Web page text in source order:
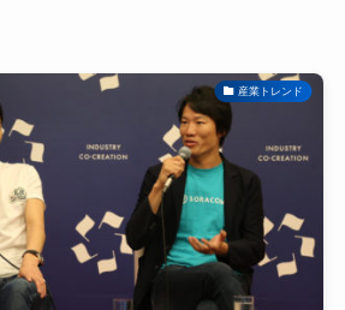
産業トレンド